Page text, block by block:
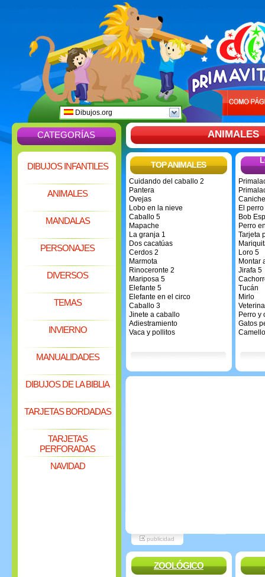
Dibujos.org
CATEGORÍAS
DIBUJOS INFANTILES
ANIMALES
MANDALAS
PERSONAJES
DIVERSOS
TEMAS
INVIERNO
MANUALIDADES
DIBUJOS DE LA BIBLIA
TARJETAS BORDADAS
TARJETAS
PERFORADAS
NAVIDAD
ANIMALES
TOP ANIMALES
Cuidando del caballo 2
Pantera
Ovejas
Lobo en la nieve
Caballo 5
Mapache
La granja 1
Dos cacatúas
Cerdos 2
Marmota
Rinoceronte 2
Mariposa 5
Elefante 5
Elefante en el circo
Caballo 3
Jinete a caballo
Adiestramiento
Vaca y pollitos
Caniche
El
Bob
Perro
Tarjeta
Loro 5
Montar
Jirafa 5
Tucán
Mirlo
Perro y
Gatos
publicidad
ZOOLÓGICO